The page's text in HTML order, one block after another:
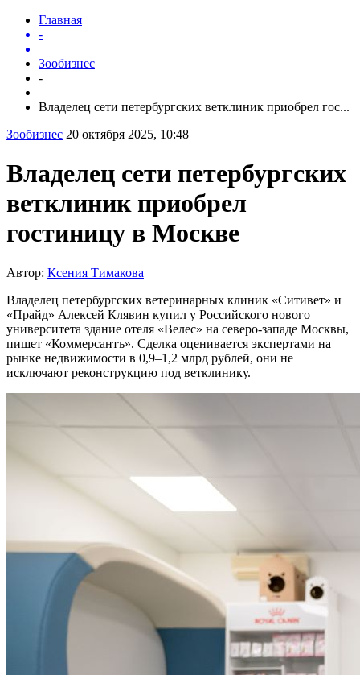
Главная
-
Зообизнес
-
Владелец сети петербургских ветклиник приобрел гос...
Зообизнес 20 октября 2025, 10:48
Владелец сети петербургских
ветклиник приобрел
гостиницу в Москве
Автор: Ксения Тимакова
Владелец петербургских ветеринарных клиник «Ситивет» и
«Прайд» Алексей Клявин купил у Российского нового
университета здание отеля «Велес» на северо-западе Москвы,
пишет «Коммерсантъ». Сделка оценивается экспертами на
рынке недвижимости в 0,9–1,2 млрд рублей, они не
исключают реконструкцию под ветклинику.